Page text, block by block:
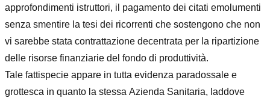
approfondimenti istruttori, il pagamento dei citati emolumenti
senza smentire la tesi dei ricorrenti che sostengono che non
vi sarebbe stata contrattazione decentrata per la ripartizione
delle risorse finanziarie del fondo di produttività.
Tale fattispecie appare in tutta evidenza paradossale e
grottesca in quanto la stessa Azienda Sanitaria, laddove